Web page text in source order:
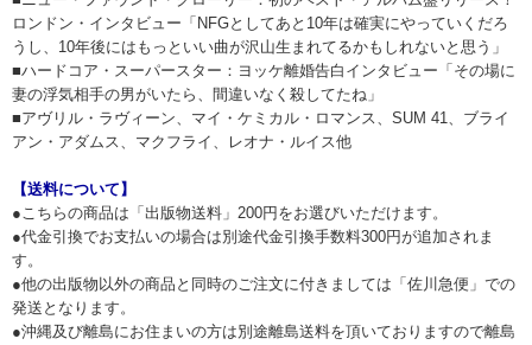
ロンドン・インタビュー「NFGとしてあと10年は確実にやっていくだろ
うし、10年後にはもっといい曲が沢山生まれてるかもしれないと思う」
■ハードコア・スーパースター：ヨッケ離婚告白インタビュー「その場に
妻の浮気相手の男がいたら、間違いなく殺してたね」
■アヴリル・ラヴィーン、マイ・ケミカル・ロマンス、SUM 41、ブライ
アン・アダムス、マクフライ、レオナ・ルイス他
【送料について】
●こちらの商品は「出版物送料」200円をお選びいただけます。
●代金引換でお支払いの場合は別途代金引換手数料300円が追加されま
す。
●他の出版物以外の商品と同時のご注文に付きましては「佐川急便」での
発送となります。
●沖縄及び離島にお住まいの方は別途離島送料を頂いておりますので離島